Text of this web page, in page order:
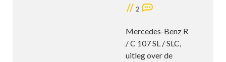
// 2
Mercedes-Benz R
/ C 107 SL / SLC,
uitleg over de